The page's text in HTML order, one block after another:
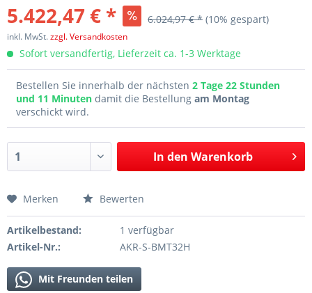
5.422,47 € * 6.024,97 € * (10% gespart)
inkl. MwSt.zzgl. Versandkosten
Sofort versandfertig, Lieferzeit ca. 1-3 Werktage
Bestellen Sie innerhalb der nächsten 2 Tage 22 Stunden
und 11 Minuten damit die Bestellung am Montag
verschickt wird.
In den Warenkorb
Merken Bewerten
Artikelbestand:
1 verfügbar
Artikel-Nr.:
AKR-S-BMT32H
Mit Freunden teilen